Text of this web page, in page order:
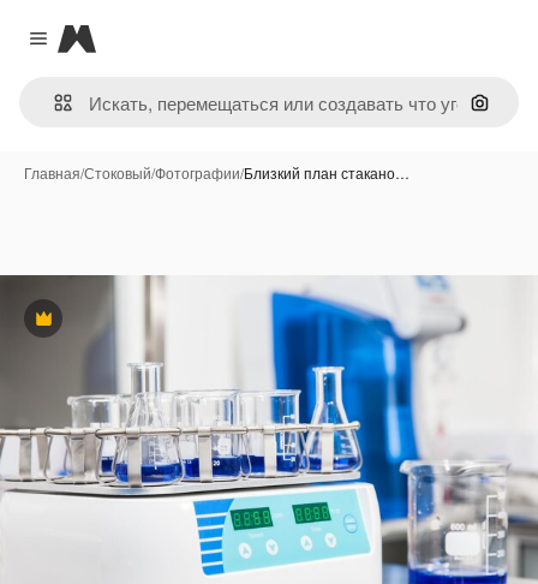
Close menu
Magnific
Поиск
Главная/Стоковый/Фотографии/Близкий план стакано…
Премиум